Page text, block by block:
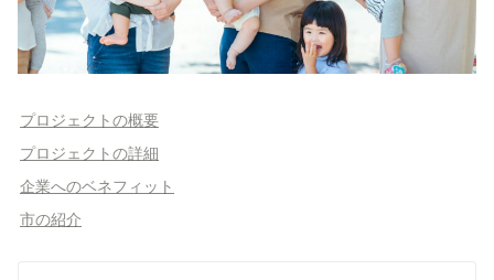
プロジェクトの概要
プロジェクトの詳細
企業へのベネフィット
市の紹介